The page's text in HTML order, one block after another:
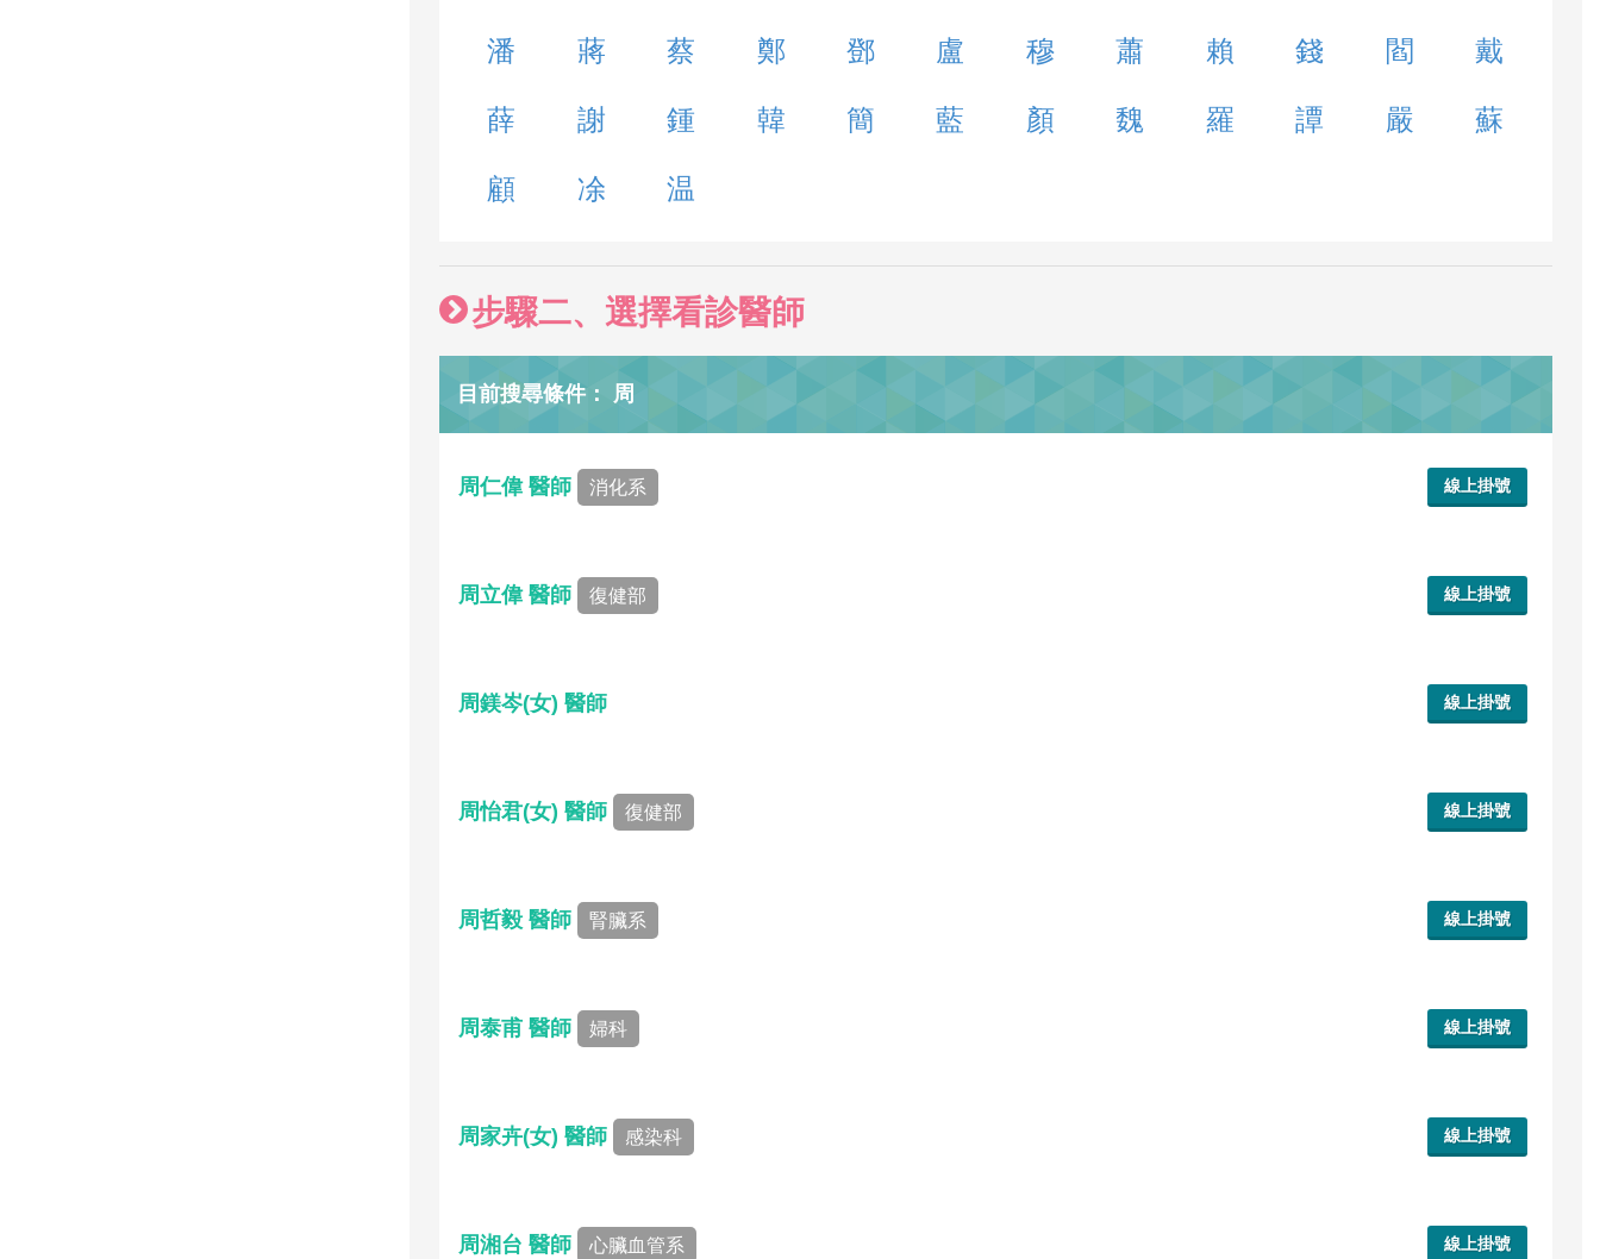
潘 蔣 蔡 鄭 鄧 盧 穆 蕭 賴 錢 閻 戴
薛 謝 鍾 韓 簡 藍 顏 魏 羅 譚 嚴 蘇
顧 凃 温
步驟二、選擇看診醫師
目前搜尋條件： 周
周仁偉 醫師 消化系 線上掛號
周立偉 醫師 復健部 線上掛號
周鎂岑(女) 醫師 線上掛號
周怡君(女) 醫師 復健部 線上掛號
周哲毅 醫師 腎臟系 線上掛號
周泰甫 醫師 婦科 線上掛號
周家卉(女) 醫師 感染科 線上掛號
周湘台 醫師 心臟血管系 線上掛號